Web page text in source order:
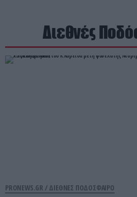
Διεθνές
PRONEWS.GR / ΔΙΕΘΝΕΣ ΠΟΔΟΣΦΑΙΡΟ